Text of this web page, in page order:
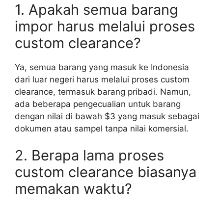
1. Apakah semua barang
impor harus melalui proses
custom clearance?
Ya, semua barang yang masuk ke Indonesia
dari luar negeri harus melalui proses custom
clearance, termasuk barang pribadi. Namun,
ada beberapa pengecualian untuk barang
dengan nilai di bawah $3 yang masuk sebagai
dokumen atau sampel tanpa nilai komersial.
2. Berapa lama proses
custom clearance biasanya
memakan waktu?